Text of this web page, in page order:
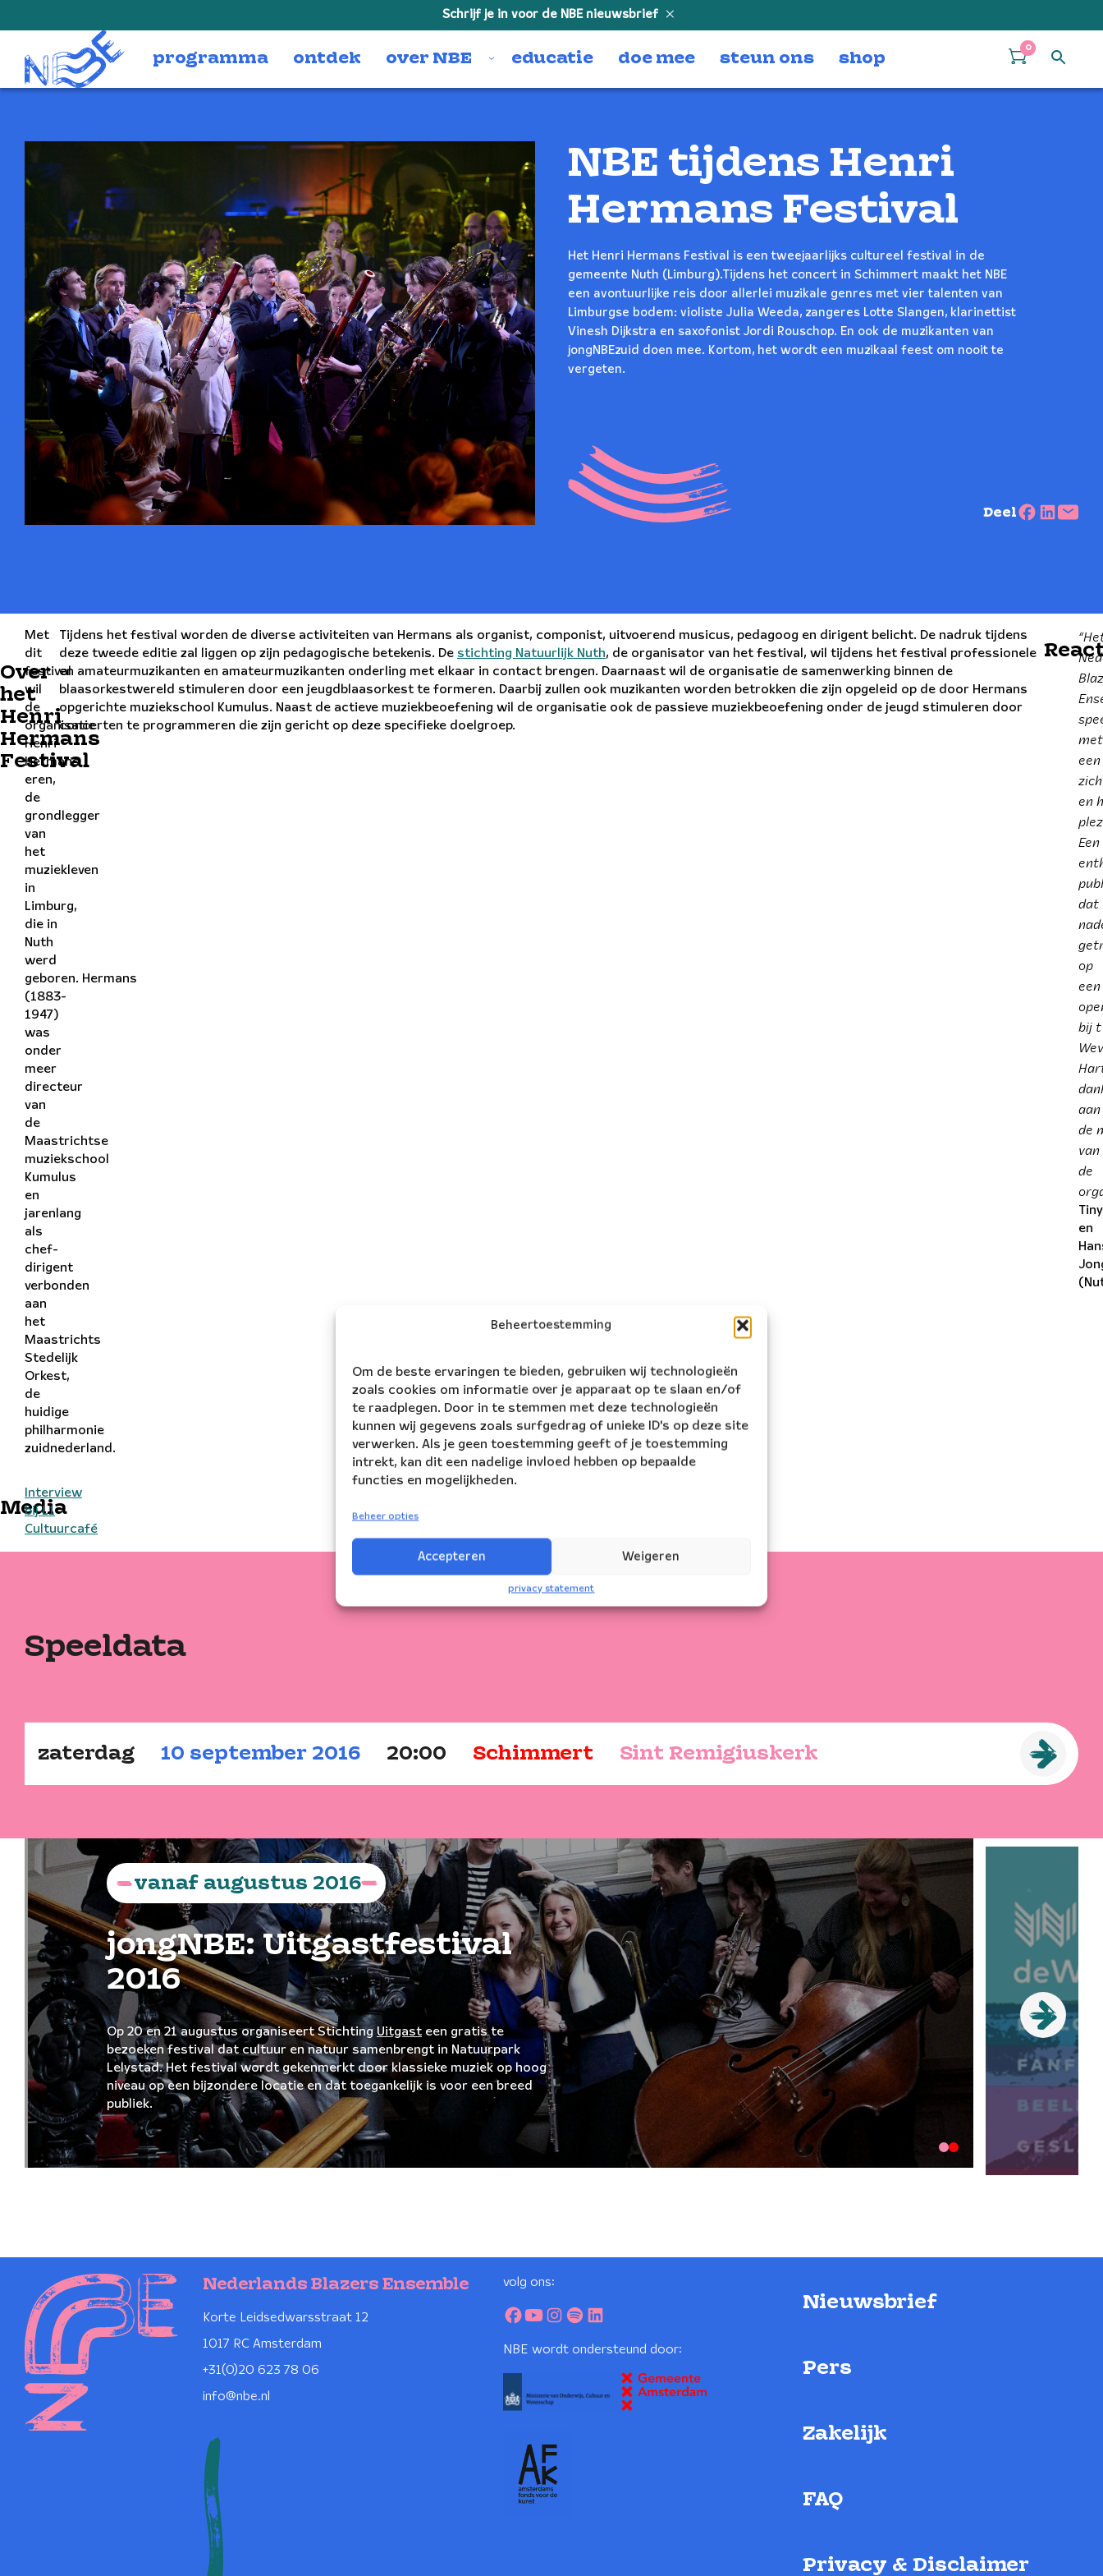
Beheertoestemming
Om de beste ervaringen te bieden, gebruiken wij technologieën
zoals cookies om informatie over je apparaat op te slaan en/of
te raadplegen. Door in te stemmen met deze technologieën
kunnen wij gegevens zoals surfgedrag of unieke ID's op deze site
verwerken. Als je geen toestemming geeft of je toestemming
intrekt, kan dit een nadelige invloed hebben op bepaalde
functies en mogelijkheden.
Beheer opties
Accepteren Weigeren
privacy statement
Schrijf je in voor de NBE nieuwsbrief
programma ontdek over NBE educatie doe mee steun ons shop
0
NBE tijdens Henri
Hermans Festival
Het Henri Hermans Festival is een tweejaarlijks cultureel festival in de
gemeente Nuth (Limburg).Tijdens het concert in Schimmert maakt het NBE
een avontuurlijke reis door allerlei muzikale genres met vier talenten van
Limburgse bodem: violiste Julia Weeda, zangeres Lotte Slangen, klarinettist
Vinesh Dijkstra en saxofonist Jordi Rouschop. En ook de muzikanten van
jongNBEzuid doen mee. Kortom, het wordt een muzikaal feest om nooit te
vergeten.
Deel
Over
het
Henri
Hermans
Festival
Met
dit
festival
wil
de
organisatie
Henri
Hermans
eren,
de
grondlegger
van
het
muziekleven
in
Limburg,
die in
Nuth
werd
geboren. Hermans
(1883-
1947)
was
onder
meer
directeur
van
de
Maastrichtse
muziekschool
Kumulus
en
jarenlang
als
chef-
dirigent
verbonden
aan
het
Maastrichts
Stedelijk
Orkest,
de
huidige
philharmonie
zuidnederland.
Tijdens het festival worden de diverse activiteiten van Hermans als organist, componist, uitvoerend musicus, pedagoog en dirigent belicht. De nadruk tijdens
deze tweede editie zal liggen op zijn pedagogische betekenis. De stichting Natuurlijk Nuth, de organisator van het festival, wil tijdens het festival professionele
en amateurmuzikanten en amateurmuzikanten onderling met elkaar in contact brengen. Daarnaast wil de organisatie de samenwerking binnen de
blaasorkestwereld stimuleren door een jeugdblaasorkest te formeren. Daarbij zullen ook muzikanten worden betrokken die zijn opgeleid op de door Hermans
opgerichte muziekschool Kumulus. Naast de actieve muziekbeoefening wil de organisatie ook de passieve muziekbeoefening onder de jeugd stimuleren door
concerten te programmeren die zijn gericht op deze specifieke doelgroep.
met
een
en
Een
dat
op
een
bij t
aan
de
van
de
Tiny
en
Media
Interview
bij L1
Cultuurcafé
Speeldata
zaterdag 10 september 2016 20:00 Schimmert Sint Remigiuskerk
vanaf augustus 2016
jongNBE: Uitgastfestival
2016
Op 20 en 21 augustus organiseert Stichting Uitgast een gratis te
bezoeken festival dat cultuur en natuur samenbrengt in Natuurpark
Lelystad. Het festival wordt gekenmerkt door klassieke muziek op hoog
niveau op een bijzondere locatie en dat toegankelijk is voor een breed
publiek.
Nederlands Blazers Ensemble
Korte Leidsedwarsstraat 12
1017 RC Amsterdam
+31(0)20 623 78 06
info@nbe.nl
volg ons:
NBE wordt ondersteund door:
Nieuwsbrief
Pers
Zakelijk
FAQ
Privacy & Disclaimer